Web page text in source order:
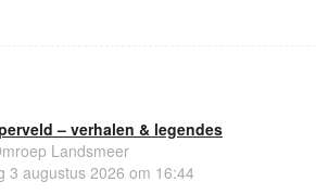
– verhalen & legendes
Landsmeer
3 augustus 2026 om 16:44